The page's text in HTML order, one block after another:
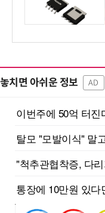
놓치면 아쉬운 정보 AD